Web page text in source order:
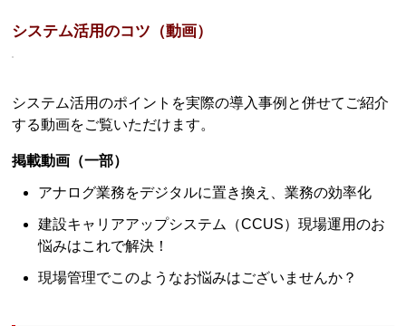
システム活用のコツ（動画）
システム活用のポイントを実際の導入事例と併せてご紹介
する動画をご覧いただけます。
掲載動画（一部）
アナログ業務をデジタルに置き換え、業務の効率化
建設キャリアアップシステム（CCUS）現場運用のお
悩みはこれで解決！
現場管理でこのようなお悩みはございませんか？